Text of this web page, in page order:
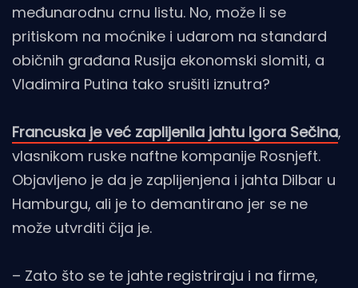
međunarodnu crnu listu. No, može li se
pritiskom na moćnike i udarom na standard
običnih građana Rusija ekonomski slomiti, a
Vladimira Putina tako srušiti iznutra?
Francuska je već zaplijenila jahtu Igora Sečina,
vlasnikom ruske naftne kompanije Rosnjeft.
Objavljeno je da je zaplijenjena i jahta Dilbar u
Hamburgu, ali je to demantirano jer se ne
može utvrditi čija je.
– Zato što se te jahte registriraju i na firme,